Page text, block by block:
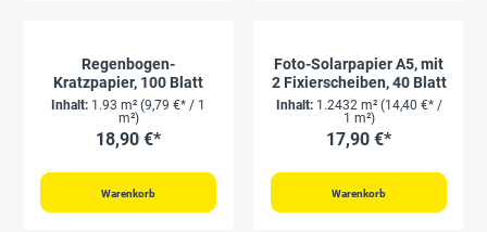
Regenbogen-
Kratzpapier, 100 Blatt
Inhalt: 1.93 m² (9,79 €* / 1
m²)
18,90 €*
Warenkorb
Foto-Solarpapier A5, mit
2 Fixierscheiben, 40 Blatt
Inhalt: 1.2432 m² (14,40 €* /
1 m²)
17,90 €*
Warenkorb